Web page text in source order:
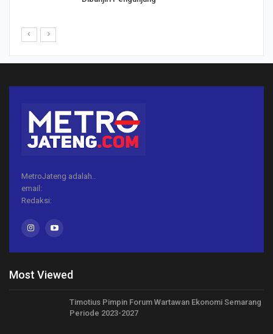
MetroJateng adalah..
email:
Redaksi:
Most Viewed
Timotius Pimpin Forum Wartawan Ekonomi Semarang
Periode 2023-2027